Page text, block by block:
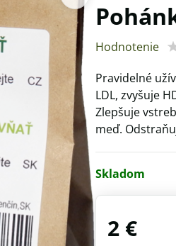
Hodnotenie
Pravidelné
LDL, zvyšuje
Zlepšuje
meď.
Skladom
2 €